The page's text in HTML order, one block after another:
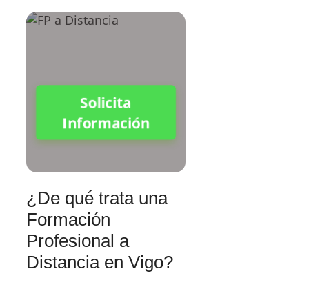
Solicita
Información
¿De qué trata una
Formación
Profesional a
Distancia en Vigo?